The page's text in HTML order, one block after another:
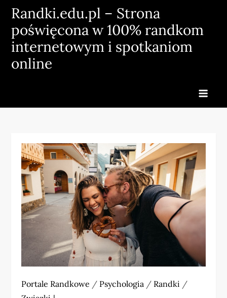
Skip
content
Randki.edu.pl – Strona
poświęcona w 100% randkom
internetowym i spotkaniom
online
Portale Randkowe / Psychologia / Randki /